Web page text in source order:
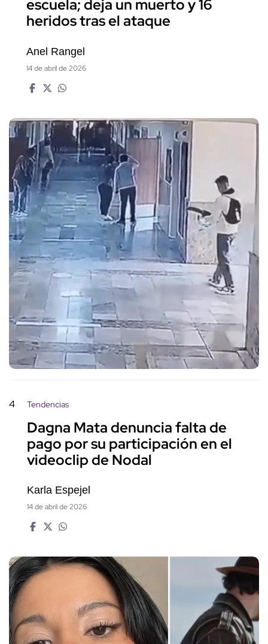
escuela; deja un muerto y 16
heridos tras el ataque
Anel Rangel
14 de abril de 2026
4 Tendencias
Dagna Mata denuncia falta de
pago por su participación en el
videoclip de Nodal
Karla Espejel
14 de abril de 2026